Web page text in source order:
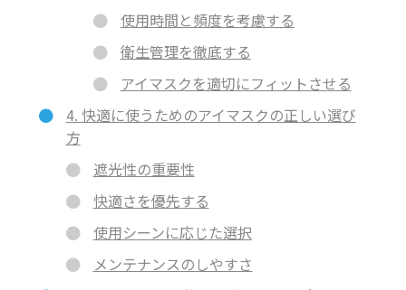
使用時間と頻度を考慮する
衛生管理を徹底する
アイマスクを適切にフィットさせる
4. 快適に使うためのアイマスクの正しい選び
方
遮光性の重要性
快適さを優先する
使用シーンに応じた選択
メンテナンスのしやすさ